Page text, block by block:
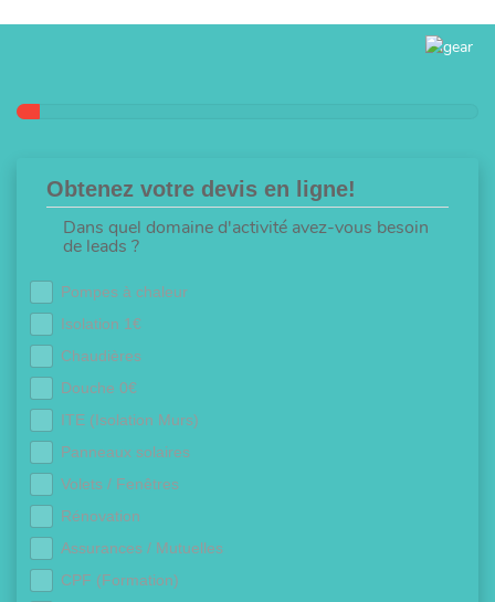
Obtenez votre devis en ligne!
Dans quel domaine d'activité avez-vous besoin
de leads ?
Pompes à chaleur
Isolation 1€
Chaudières
Douche 0€
ITE (Isolation Murs)
Panneaux solaires
Volets / Fenêtres
Rénovation
Assurances / Mutuelles
CPF (Formation)